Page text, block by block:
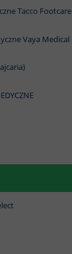
Tacco Footcare
Vaya Medical